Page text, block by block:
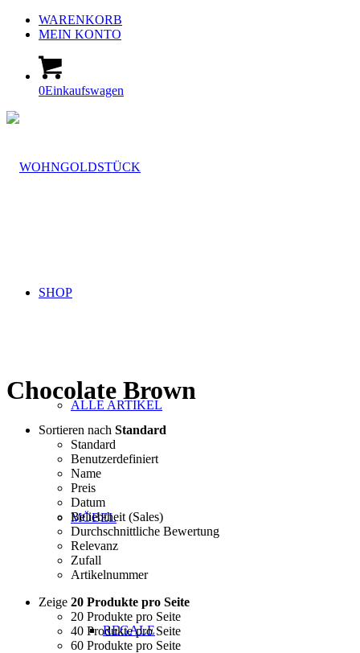
WARENKORB
MEIN KONTO
0Einkaufswagen
SHOP
ALLE ARTIKEL
MÖBEL
REGALE
Chocolate Brown
Sortieren nach Standard
Standard
Benutzerdefiniert
Name
Preis
Datum
Beliebtheit (Sales)
Durchschnittliche Bewertung
Relevanz
Zufall
Artikelnummer
Zeige 20 Produkte pro Seite
20 Produkte pro Seite
40 Produkte pro Seite
60 Produkte pro Seite